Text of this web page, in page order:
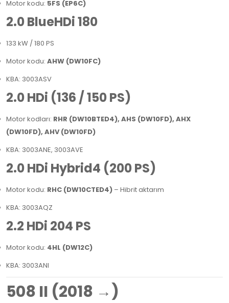
Motor kodu: 5FS (EP6C)
2.0 BlueHDi 180
133 kW / 180 PS
Motor kodu: AHW (DW10FC)
KBA: 3003ASV
2.0 HDi (136 / 150 PS)
Motor kodları: RHR (DW10BTED4), AHS (DW10FD), AHX
(DW10FD), AHV (DW10FD)
KBA: 3003ANE, 3003AVE
2.0 HDi Hybrid4 (200 PS)
Motor kodu: RHC (DW10CTED4) – Hibrit aktarım
KBA: 3003AQZ
2.2 HDi 204 PS
Motor kodu: 4HL (DW12C)
KBA: 3003ANI
508 II (2018 →)